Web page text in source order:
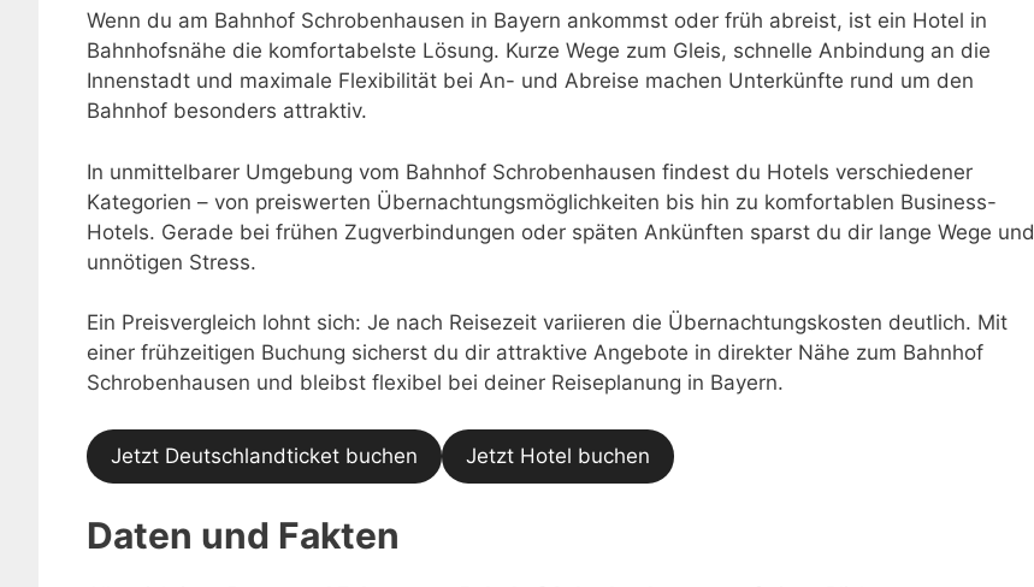
Wenn du am Bahnhof Schrobenhausen in Bayern ankommst oder früh abreist, ist ein Hotel in
Bahnhofsnähe die komfortabelste Lösung. Kurze Wege zum Gleis, schnelle Anbindung an die
Innenstadt und maximale Flexibilität bei An- und Abreise machen Unterkünfte rund um den
Bahnhof besonders attraktiv.
In unmittelbarer Umgebung vom Bahnhof Schrobenhausen findest du Hotels verschiedener
Kategorien – von preiswerten Übernachtungsmöglichkeiten bis hin zu komfortablen Business-
Hotels. Gerade bei frühen Zugverbindungen oder späten Ankünften sparst du dir lange Wege und
unnötigen Stress.
Ein Preisvergleich lohnt sich: Je nach Reisezeit variieren die Übernachtungskosten deutlich. Mit
einer frühzeitigen Buchung sicherst du dir attraktive Angebote in direkter Nähe zum Bahnhof
Schrobenhausen und bleibst flexibel bei deiner Reiseplanung in Bayern.
Jetzt Deutschlandticket buchen Jetzt Hotel buchen
Daten und Fakten